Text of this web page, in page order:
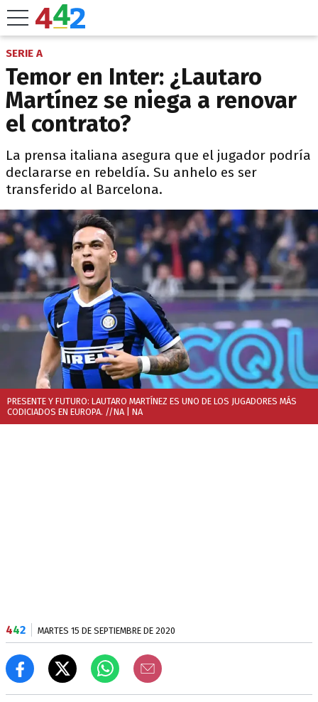
SERIE A
Temor en Inter: ¿Lautaro
Martínez se niega a renovar
el contrato?
La prensa italiana asegura que el jugador podría
declararse en rebeldía. Su anhelo es ser
transferido al Barcelona.
PRESENTE Y FUTURO: LAUTARO MARTÍNEZ ES UNO DE LOS JUGADORES MÁS
CODICIADOS EN EUROPA. //NA | NA
442 MARTES 15 DE SEPTIEMBRE DE 2020